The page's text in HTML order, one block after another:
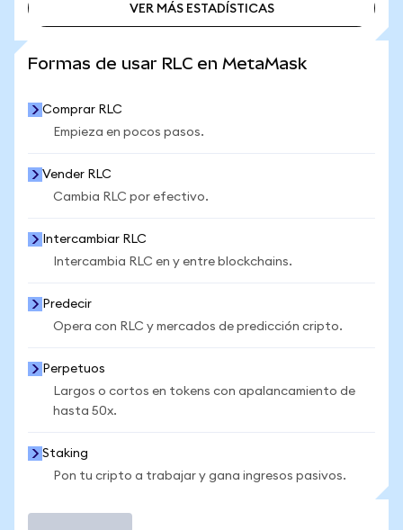
VER MÁS ESTADÍSTICAS
Formas de usar RLC en MetaMask
Comprar RLC
Empieza en pocos pasos.
Vender RLC
Cambia RLC por efectivo.
Intercambiar RLC
Intercambia RLC en y entre blockchains.
Predecir
Opera con RLC y mercados de predicción cripto.
Perpetuos
Largos o cortos en tokens con apalancamiento de
hasta 50x.
Staking
Pon tu cripto a trabajar y gana ingresos pasivos.